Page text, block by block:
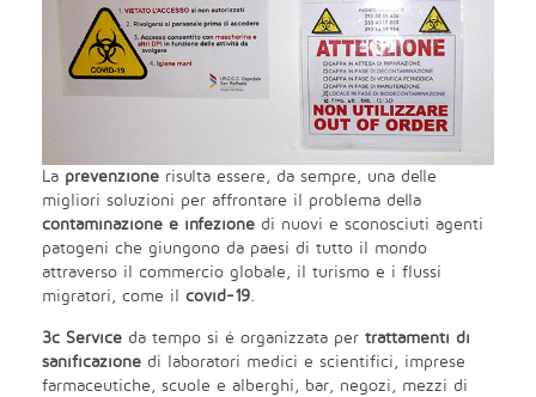
La prevenzione risulta essere, da sempre, una delle
migliori soluzioni per affrontare il problema della
contaminazione e infezione di nuovi e sconosciuti agenti
patogeni che giungono da paesi di tutto il mondo
attraverso il commercio globale, il turismo e i flussi
migratori, come il covid-19.
3c Service da tempo si é organizzata per trattamenti di
sanificazione di laboratori medici e scientifici, imprese
farmaceutiche, scuole e alberghi, bar, negozi, mezzi di